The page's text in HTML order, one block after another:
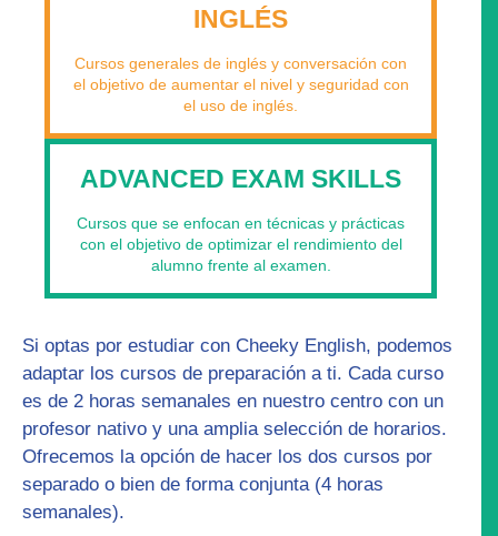
INGLÉS
Cursos generales de inglés y conversación con
el objetivo de aumentar el nivel y seguridad con
el uso de inglés.
ADVANCED EXAM SKILLS
Cursos que se enfocan en técnicas y prácticas
con el objetivo de optimizar el rendimiento del
alumno frente al examen.
Si optas por estudiar con Cheeky English, podemos
adaptar los cursos de preparación a ti. Cada curso
es de 2 horas semanales en nuestro centro con un
profesor nativo y una amplia selección de horarios.
Ofrecemos la opción de hacer los dos cursos por
separado o bien de forma conjunta (4 horas
semanales).